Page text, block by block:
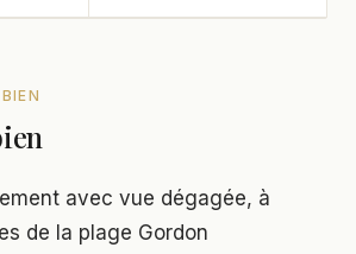
avec vue dégagée, à
de la plage Gordon